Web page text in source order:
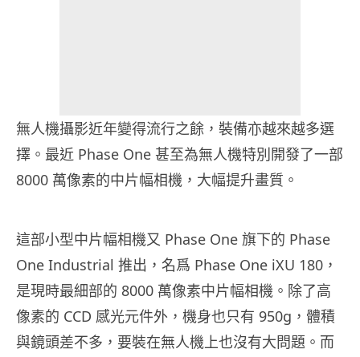
無人機攝影近年變得流行之餘，裝備亦越來越多選
擇。最近 Phase One 甚至為無人機特別開發了一部
8000 萬像素的中片幅相機，大幅提升畫質。
這部小型中片幅相機又 Phase One 旗下的 Phase
One Industrial 推出，名爲 Phase One iXU 180，
是現時最細部的 8000 萬像素中片幅相機。除了高
像素的 CCD 感光元件外，機身也只有 950g，體積
與鏡頭差不多，要裝在無人機上也沒有大問題。而